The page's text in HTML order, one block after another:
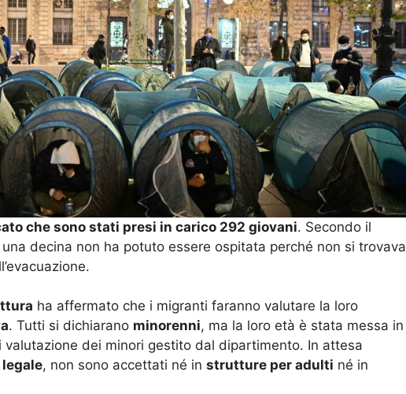
che sono stati presi in carico 292 giovani. Secondo il
decina non ha potuto essere ospitata perché non si trovava
ha affermato che i migranti faranno valutare la loro
. Tutti si dichiarano minorenni, ma la loro età è stata messa in
dei minori gestito dal dipartimento. In attesa
, non sono accettati né in strutture per adulti né in